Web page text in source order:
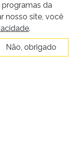
desenvolvido por
da
nosso site, você
.
Não, obrigado